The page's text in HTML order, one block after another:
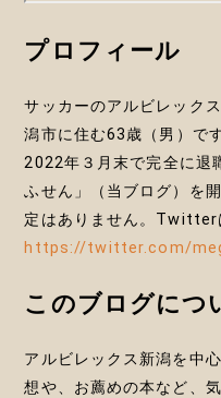
ン
プロフィール
サッカーのアルビレック
潟市に住む63歳（男）で
2022年３月末で完全に
ふせん」（当ブログ）を
定はありません。Twitter
https://twitter.com/
このブログにつ
アルビレックス新潟を中
想や、お薦めの本など、